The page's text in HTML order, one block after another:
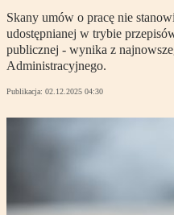
Skany umów o pracę nie
udostępnianej w trybie
publicznej - wynika z
Administracyjnego.
Publikacja: 02.12.2025 04:30